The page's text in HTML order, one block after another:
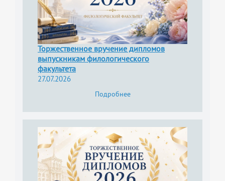
Торжественное вручение дипломов
выпускникам филологического
факультета
27.07.2026
Подробнее